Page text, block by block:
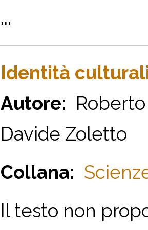
...
Identità
Autore:
Davide Zoletto
Collana:
Il testo non